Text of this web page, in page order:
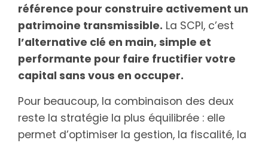
référence pour construire activement un
patrimoine transmissible. La SCPI, c’est
l’alternative clé en main, simple et
performante pour faire fructifier votre
capital sans vous en occuper.
Pour beaucoup, la combinaison des deux
reste la stratégie la plus équilibrée : elle
permet d’optimiser la gestion, la fiscalité, la